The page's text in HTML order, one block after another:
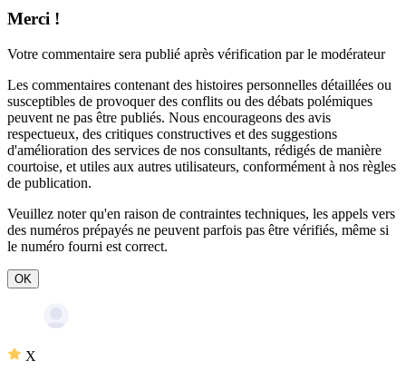
Merci !
Votre commentaire sera publié après vérification par le modérateur
Les commentaires contenant des histoires personnelles détaillées ou
susceptibles de provoquer des conflits ou des débats polémiques
peuvent ne pas être publiés. Nous encourageons des avis
respectueux, des critiques constructives et des suggestions
d'amélioration des services de nos consultants, rédigés de manière
courtoise, et utiles aux autres utilisateurs, conformément à nos règles
de publication.
Veuillez noter qu'en raison de contraintes techniques, les appels vers
des numéros prépayés ne peuvent parfois pas être vérifiés, même si
le numéro fourni est correct.
OK
X